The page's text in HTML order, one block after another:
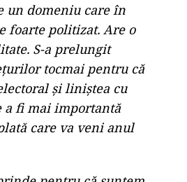
un domeniu care în
foarte politizat. Are o
S-a prelungit
tocmai pentru că
şi liniştea cu
a fi mai importantă
care va veni anul